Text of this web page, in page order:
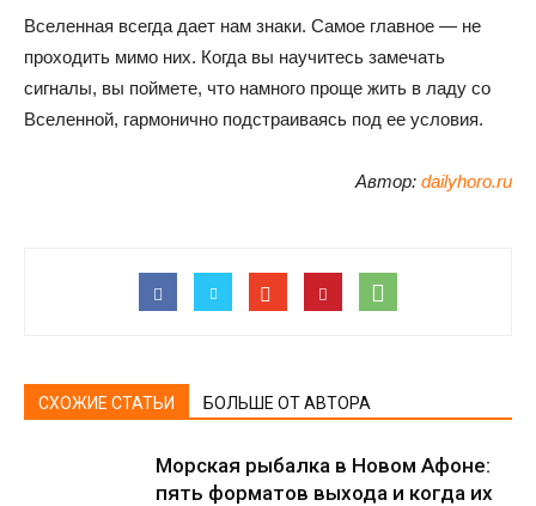
Вселенная всегда дает нам знаки. Самое главное — не
проходить мимо них. Когда вы научитесь замечать
сигналы, вы поймете, что намного проще жить в ладу со
Вселенной, гармонично подстраиваясь под ее условия.
Автор: dailyhoro.ru
СХОЖИЕ СТАТЬИ БОЛЬШЕ ОТ АВТОРА
Морская рыбалка в Новом Афоне:
пять форматов выхода и когда их